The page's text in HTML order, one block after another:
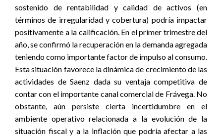
sostenido de rentabilidad y calidad de activos (en
términos de irregularidad y cobertura) podría impactar
positivamente a la calificación. En el primer trimestre del
año, se confirmó la recuperación en la demanda agregada
teniendo como importante factor de impulso al consumo.
Esta situación favorece la dinámica de crecimiento de las
actividades de Saenz dada su ventaja competitiva de
contar con el importante canal comercial de Frávega. No
obstante, aún persiste cierta incertidumbre en el
ambiente operativo relacionada a la evolución de la
situación fiscal y a la inflación que podría afectar a las